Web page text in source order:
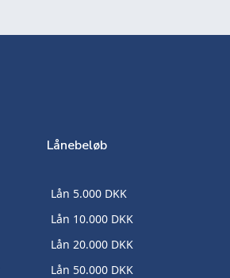
Lånebeløb
Lån 5.000 DKK
Lån 10.000 DKK
Lån 20.000 DKK
Lån 50.000 DKK